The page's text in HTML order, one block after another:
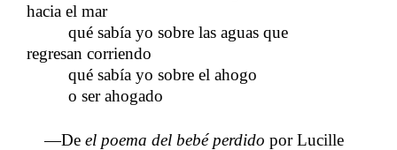
hacia el mar
qué sabía yo sobre las aguas que
regresan corriendo
qué sabía yo sobre el ahogo
o ser ahogado
—De​​ el poema del bebé perdido ​​ por Lucille